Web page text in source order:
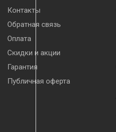
Контакты
Обратная связь
Оплата
Скидки и акции
Гарантия
Публичная оферта